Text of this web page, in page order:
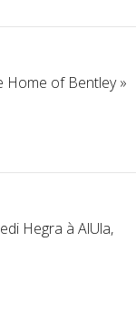
Home of Bentley »
Hegra à AlUla,